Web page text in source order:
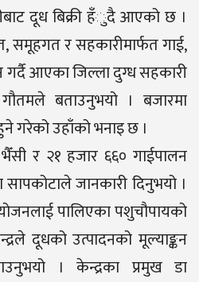
दूध बिक्री हँुदै आएको छ ।
समूहगत र सहकारीमार्फत गाई,
गर्दै आएका जिल्ला दुग्ध सहकारी
बताउनुभयो । बजारमा
गरेको उहाँको भनाइ छ ।
र २१ हजार ६६० गाईपालन
जानकारी दिनुभयो ।
पालिएका पशुचौपायको
दूधको उत्पादनको मूल्याङ्कन
। केन्द्रका प्रमुख डा